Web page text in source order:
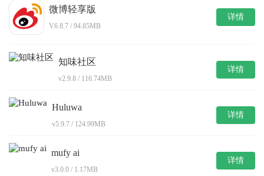
微博轻享版
V6.8.7 / 94.85MB
详情
知味社区
v2.9.8 / 116.74MB
详情
Huluwa
v5.9.7 / 124.99MB
详情
mufy ai
v3.0.0 / 1.17MB
详情